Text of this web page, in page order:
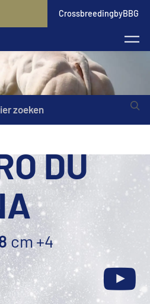
CrossbreedingbyBBG
zoeken
DU
cm +4